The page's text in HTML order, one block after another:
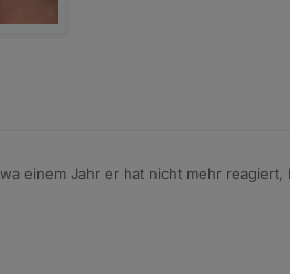
einem Jahr er hat nicht mehr reagiert,